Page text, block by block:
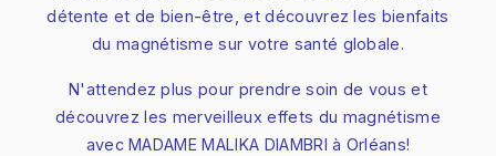
détente et de bien-être, et découvrez les bienfaits
du magnétisme sur votre santé globale.
N'attendez plus pour prendre soin de vous et
découvrez les merveilleux effets du magnétisme
avec MADAME MALIKA DIAMBRI à Orléans!